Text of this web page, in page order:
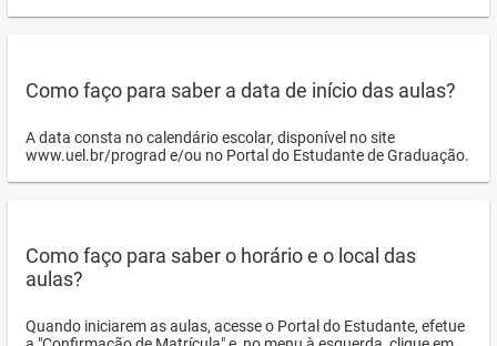
Como faço para saber a data de início das aulas?
A data consta no calendário escolar, disponível no site
www.uel.br/prograd e/ou no Portal do Estudante de Graduação.
Como faço para saber o horário e o local das
aulas?
Quando iniciarem as aulas, acesse o Portal do Estudante, efetue